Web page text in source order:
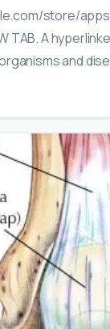
store/
TAB. A
and